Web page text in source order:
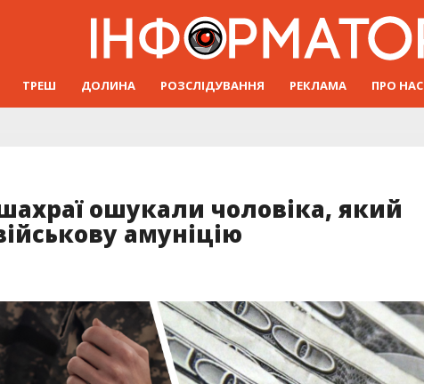
ТРЕШ ДОЛИНА РОЗСЛІДУВАННЯ РЕКЛАМА ПРО НАС
ошукали чоловіка, який
амуніцію